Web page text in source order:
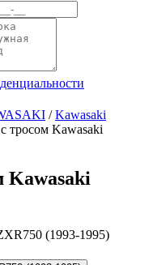
/Kawasaki
тросом Kawasaki
Kawasaki